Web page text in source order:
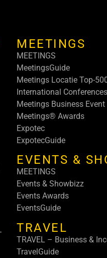
MEETINGS
MEETINGS
MeetingsGuide
Meetings Locatie Top-
International Conferences
Meetings Business Event
Meetings® Awards
Expotec
ExpotecGuide
EVENTS &
MEETINGS
Events & Showbizz
Events Awards
EventsGuide
TRAVEL
TRAVEL – Business &
TravelGuide